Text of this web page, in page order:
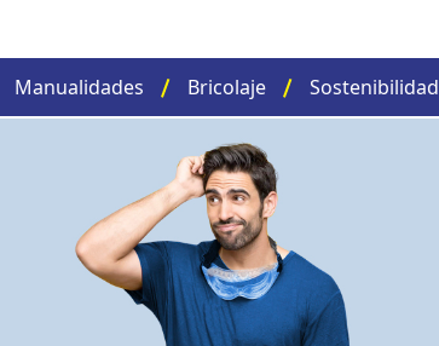
Manualidades Bricolaje Sostenibilidad